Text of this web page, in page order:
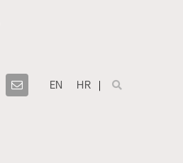
EN HR